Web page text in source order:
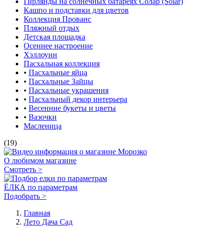
АДРЕС
115230, Москва, Электролитный
проезд, д.3, с.2
+7 (495) 984-05-25многоканальный
оптовикам
ПОДКАТАЛОГ РАЗДЕЛА
Лето Дача Сад
Садовые украшения
Предметы дачного интерьера
Светодиодные декоративные камины
Очаги и чаши для костра, гриль (BBQ)
Садовые электрогирлянды и светильники
Подсветка деревьев
Светящиеся фигуры
Фонари
Искусственные растения
Вазы и вазочки
Флорариумы и стеклянные клоши
Садовая мебель
Фонтаны
Светильники на солнечных батареях Солар (Solar)
Гирлянды на солнечных батареях Солар (Solar)
Кашпо и подставки для цветов